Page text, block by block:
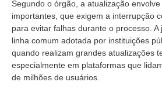
Segundo o órgão, a atualização
importantes, que exigem a interrupção
para evitar falhas durante o processo. A
linha comum adotada por instituições
quando realizam grandes atualizações
especialmente em plataformas que
de milhões de usuários.